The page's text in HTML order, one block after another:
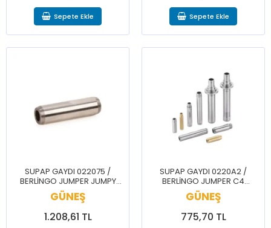
Sepete Ekle Sepete Ekle
SUPAP GAYDI 022075 /
BERLİNGO JUMPER JUMPY
XSARA 206 BOXER EXPERT
PARTNER
GÜNEŞ
1.208,61 TL
SUPAP GAYDI 0220A2 /
BERLİNGO JUMPER C4
PİCASSO C5 JUMPY 206 306
406 407 BOXER EXPERT
PARTNER
GÜNEŞ
775,70 TL